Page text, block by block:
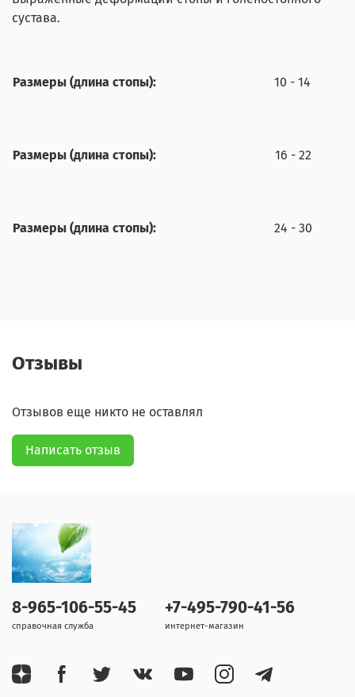
сустава.
Размеры (длина стопы): 10 - 14
Размеры (длина стопы): 16 - 22
Размеры (длина стопы): 24 - 30
Отзывы
Отзывов еще никто не оставлял
Написать отзыв
8-965-106-55-45
справочная служба
+7-495-790-41-56
интернет-магазин